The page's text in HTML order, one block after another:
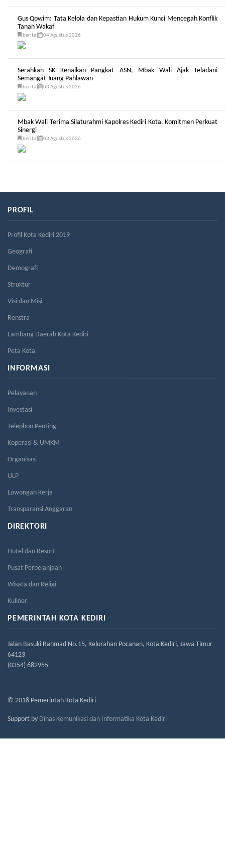
Gus Qowim: Tata Kelola dan Kepastian Hukum Kunci Mencegah Konflik
Tanah Wakaf
berita 04 Agustus 2026
Serahkan SK Kenaikan Pangkat ASN, Mbak Wali Ajak Teladani
Semangat Juang Pahlawan
berita 03 Agustus 2026
Mbak Wali Terima Silaturahmi Kapolres Kediri Kota, Komitmen Perkuat
Sinergi
berita 03 Agustus 2026
PROFIL
Profil Kota Kediri 2019
Geografi
Demografi
Struktur
Visi dan Misi
Renstra
Lambang Daerah Kota Kediri
Peta Kota
INFORMASI
Pelayanan
Investasi
Telephon Penting
Koperasi & UMKM
Organisasi
ULP
Lowongan Kerja
Transparansi Anggaran
DIREKTORI
Hotel dan Resort
Pusat Perbelanjaan
Wisata dan Religi
Kuliner
PEMERINTAH KOTA KEDIRI
Jalan Basuki Rahmad No.15, Kelurahan Pocanan, Kota Kediri, Jawa Timur
64123
(0354) 682955
© 2018 Pemerintah Kota Kediri
Support by Dinas Komunikasi dan Informatika Kota Kediri